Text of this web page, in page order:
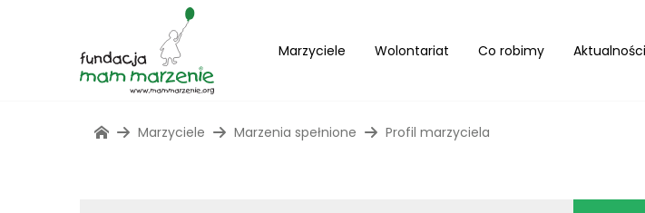
Marzyciele Wolontariat Co robimy Aktualności
Marzyciele Marzenia spełnione Profil marzyciela